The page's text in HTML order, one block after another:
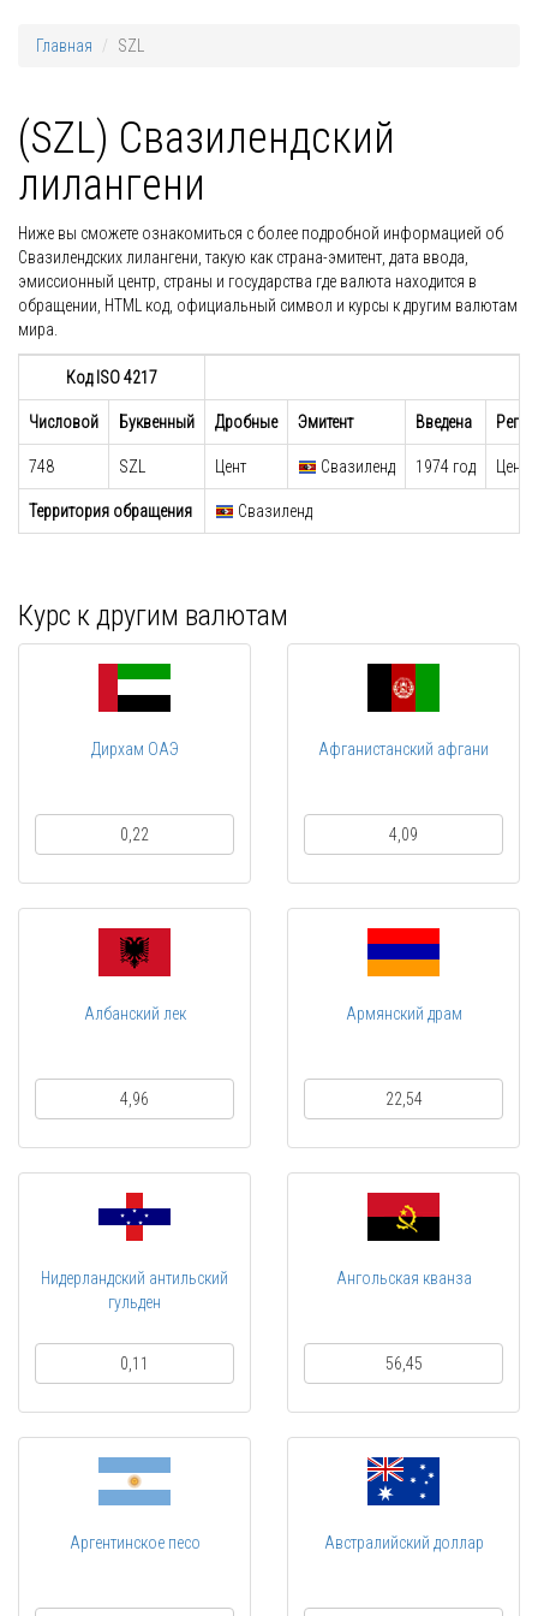
Главная SZL
(SZL) Свазилендский
лилангени
Ниже вы сможете ознакомиться с более подробной информацией об
Свазилендских лилангени, такую как страна-эмитент, дата ввода,
эмиссионный центр, страны и государства где валюта находится в
обращении, HTML код, официальный символ и курсы к другим валютам
мира.
Код ISO 4217
Числовой Буквенный Дробные Эмитент Введена
748 SZL Цент Свазиленд 1974 год
Территория обращения Свазиленд
Курс к другим валютам
Дирхам ОАЭ
0,22
Афганистанский афгани
4,09
Албанский лек
4,96
Армянский драм
22,54
Нидерландский антильский
гульден
0,11
Ангольская кванза
56,45
Аргентинское песо Австралийский доллар